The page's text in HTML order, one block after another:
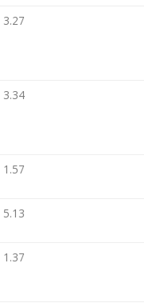
3.27
3.34
1.57
5.13
1.37